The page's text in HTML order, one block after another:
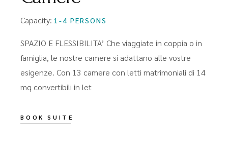
Capacity: 1-4 PERSONS
SPAZIO E FLESSIBILITA’ Che viaggiate in coppia o in
famiglia, le nostre camere si adattano alle vostre
esigenze. Con 13 camere con letti matrimoniali di 14
mq convertibili in let
BOOK SUITE